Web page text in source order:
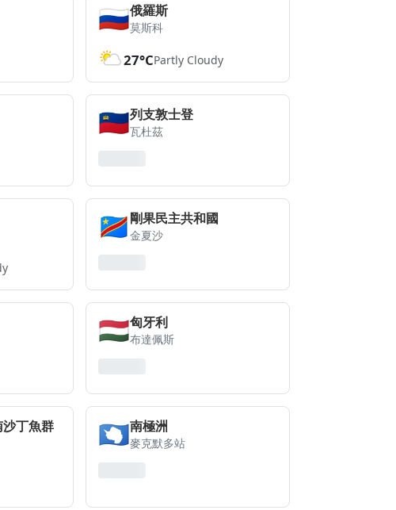
🇷🇺俄羅斯
莫斯科
27°CPartly Cloudy
🇱🇮列支敦士登
瓦杜茲
🇨🇩剛果民主共和國
金夏沙
🇭🇺匈牙利
布達佩斯
丁魚群
🇦🇶南極洲
麥克默多站